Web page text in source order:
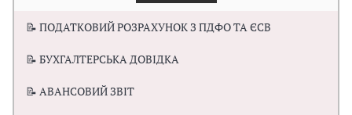
📝 ПОДАТКОВИЙ РОЗРАХУНОК З ПДФО ТА ЄСВ
📝 БУХГАЛТЕРСЬКА ДОВІДКА
📝 АВАНСОВИЙ ЗВІТ